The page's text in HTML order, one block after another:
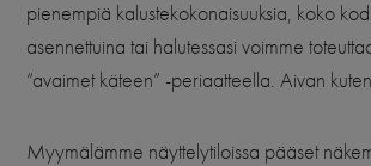
pienempiä kalustekokonaisuuksia, koko
asennettuina tai halutessasi voimme
“avaimet käteen” -periaatteella. Aivan
Myymälämme näyttelytiloissa pääset